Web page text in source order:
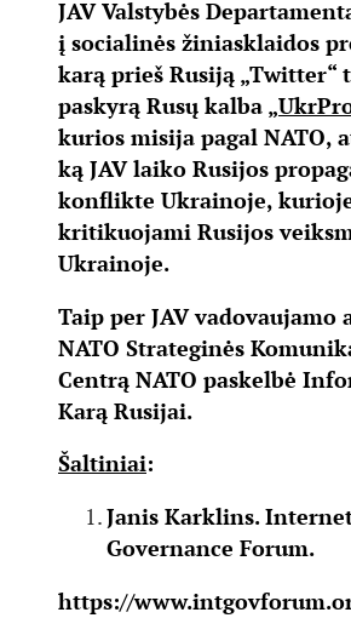
JAV Valstybės
į socialinės žiniasklaidos
karą prieš Rusiją „Twitter“
paskyrą Rusų kalba
kurios misija pagal NATO,
ką JAV laiko Rusijos
konflikte Ukrainoje,
kritikuojami Rusijos
Ukrainoje.
Taip per JAV vadovaujamo
NATO Strateginės
Centrą NATO paskelbė
Karą Rusijai.
Šaltiniai:
Janis Karklins.
Governance Forum.
https://